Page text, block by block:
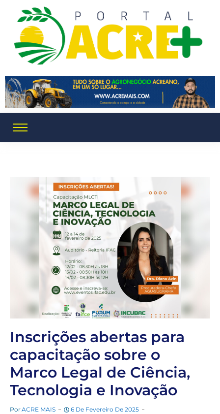
Inscrições abertas para
capacitação sobre o
Marco Legal de Ciência,
Tecnologia e Inovação
PorACRE MAIS
6 De Fevereiro De 2025